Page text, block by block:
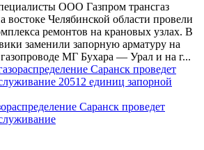
ООО Газпром трансгаз
востоке Челябинской области провели
ремонтов на крановых узлах. В
заменили запорную арматуру на
МГ Бухара — Урал и на г...
Саранск проведет